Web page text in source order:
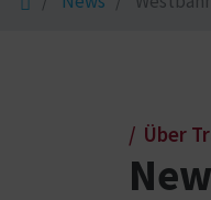
Über